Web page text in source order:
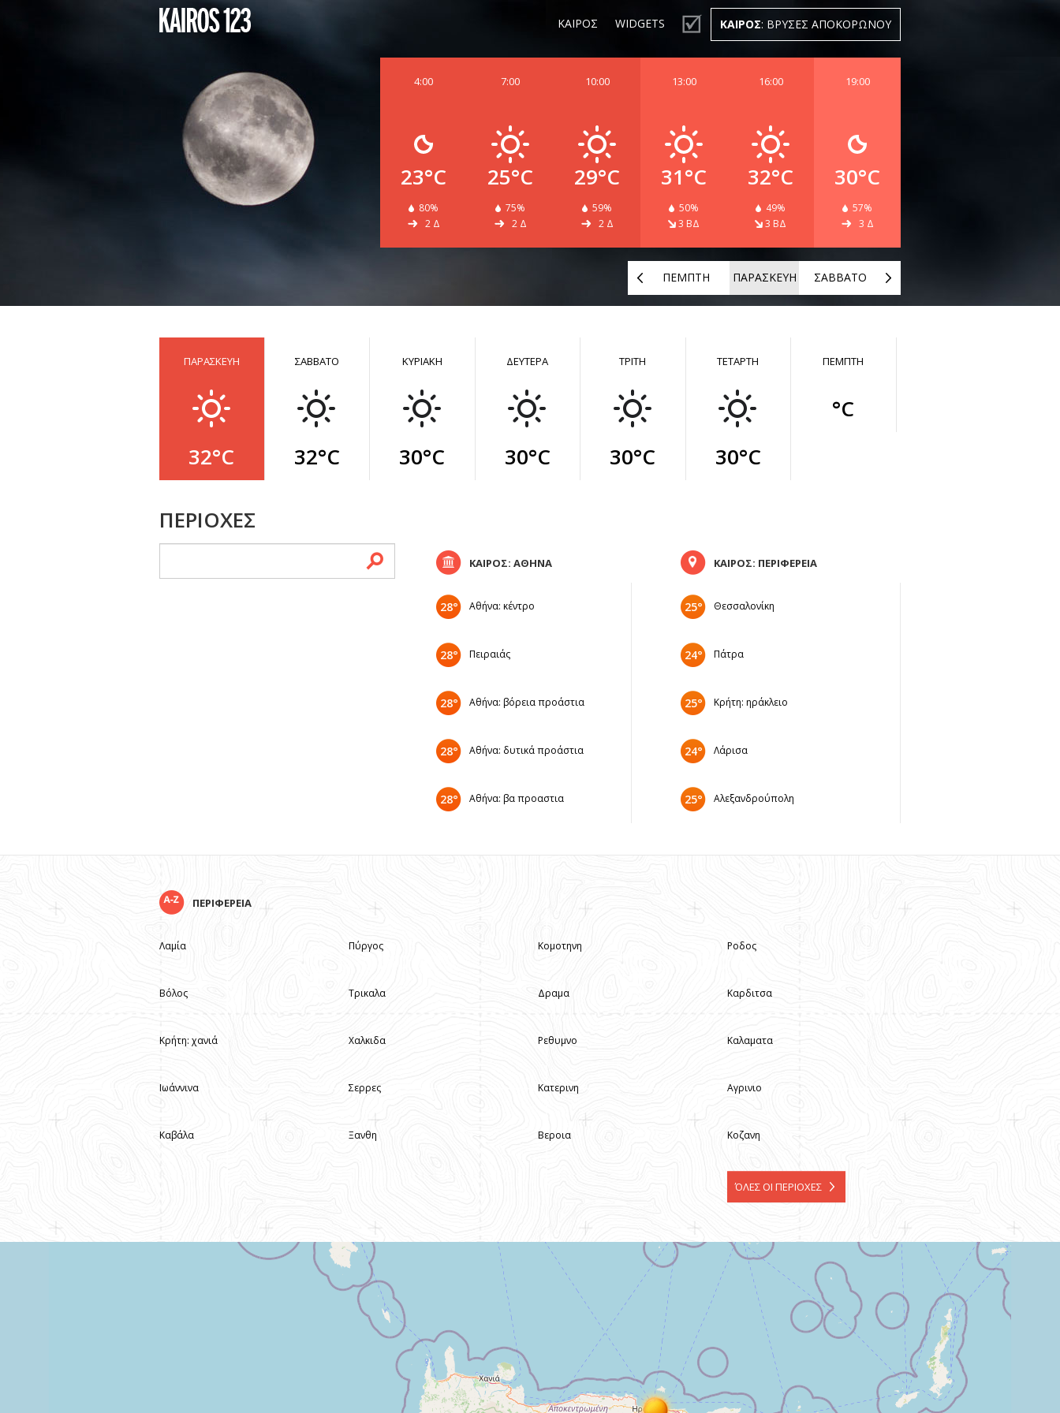
ΚΑΙΡΟΣ WIDGETS ΚΑΙΡΟΣ: ΒΡΥΣΕΣ ΑΠΟΚΟΡΩΝΟΥ
19:00
30°C
57%
3 Δ
16:00
32°C
49%
3 ΒΔ
13:00
31°C
50%
3 ΒΔ
10:00
29°C
59%
2 Δ
7:00
25°C
75%
2 Δ
4:00
23°C
80%
2 Δ
ΣΑΒΒΑΤΟ
ΠΑΡΑΣΚΕΥΗ
ΠΕΜΠΤΗ
ΠΑΡΑΣΚΕΥΗ
32°C
ΣΑΒΒΑΤΟ
32°C
ΚΥΡΙΑΚΗ
30°C
ΔΕΥΤΕΡΑ
30°C
ΤΡΙΤΗ
30°C
ΤΕΤΑΡΤΗ
30°C
ΠΕΜΠΤΗ
°C
ΠΕΡΙΟΧΕΣ
ΚΑΙΡΟΣ: ΑΘΗΝΑ
28° Αθήνα: κέντρο
28° Πειραιάς
28° Αθήνα: βόρεια προάστια
28° Αθήνα: δυτικά προάστια
28° Αθήνα: βα προαστια
ΚΑΙΡΟΣ: ΠΕΡΙΦΕΡΕΙΑ
25° Θεσσαλονίκη
24° Πάτρα
25° Κρήτη: ηράκλειο
24° Λάρισα
25° Αλεξανδρούπολη
ΠΕΡΙΦΕΡΕΙΑ
Λαμία
Βόλος
Κρήτη: χανιά
Ιωάννινα
Καβάλα
Πύργος
Τρικαλα
Χαλκιδα
Σερρες
Ξανθη
Κομοτηνη
Δραμα
Ρεθυμνο
Κατερινη
Βεροια
Ροδος
Καρδιτσα
Καλαματα
Αγρινιο
Κοζανη
ΌΛΕΣ ΟΙ ΠΕΡΙΟΧΕΣ